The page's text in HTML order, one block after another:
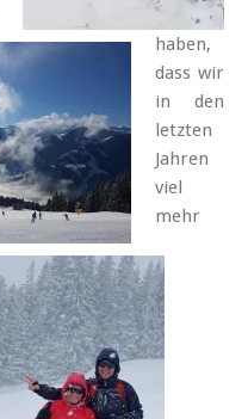
haben,
dass wir
in den
letzten
Jahren
viel
mehr